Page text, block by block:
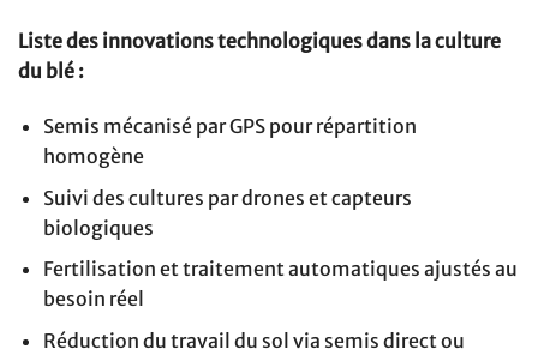
Liste des innovations technologiques dans la culture
du blé :
Semis mécanisé par GPS pour répartition
homogène
Suivi des cultures par drones et capteurs
biologiques
Fertilisation et traitement automatiques ajustés au
besoin réel
Réduction du travail du sol via semis direct ou